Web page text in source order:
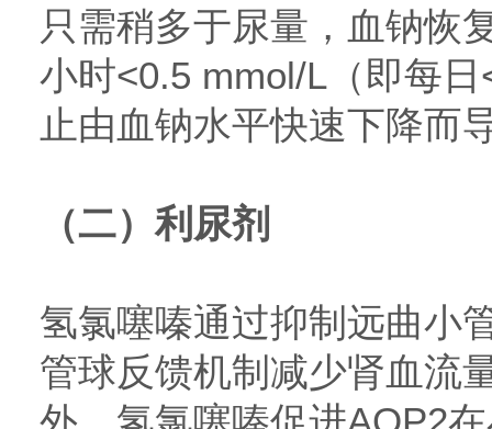
只需稍多于尿量，血钠恢
小时<0.5 mmol/L（即每
止由血钠水平快速下降而
（二）利尿剂
氢氯噻嗪通过抑制远曲小
管球反馈机制减少肾血流